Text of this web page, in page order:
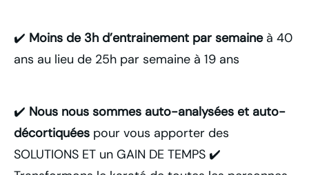
✔️ Moins de 3h d’entrainement par semaineà 40
ans au lieu de 25h par semaine à 19 ans
✔️ Nous nous sommes auto-analysées et auto-
décortiquées pour vous apporter des
SOLUTIONS ET un GAIN DE TEMPS ✔️